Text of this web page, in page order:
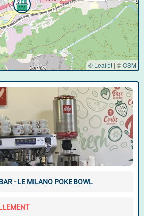
© Leaflet | ©OSM
- LE MILANO POKE BOWL